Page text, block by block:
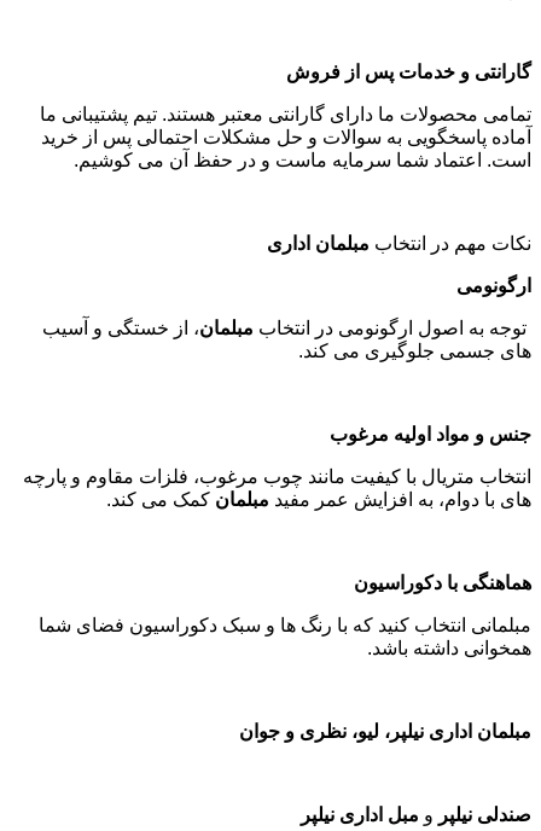
گارانتی و خدمات پس از فروش
تمامی محصولات ما دارای گارانتی معتبر هستند. تیم پشتیبانی ما
آماده پاسخگویی به سوالات و حل مشکلات احتمالی پس از خرید
است. اعتماد شما سرمایه ماست و در حفظ آن می کوشیم.
نکات مهم در انتخاب مبلمان اداری
ارگونومی
توجه به اصول ارگونومی در انتخاب مبلمان، از خستگی و آسیب
های جسمی جلوگیری می کند.
جنس و مواد اولیه مرغوب
انتخاب متریال با کیفیت مانند چوب مرغوب، فلزات مقاوم و پارچه
های با دوام، به افزایش عمر مفید مبلمان کمک می کند.
هماهنگی با دکوراسیون
مبلمانی انتخاب کنید که با رنگ ها و سبک دکوراسیون فضای شما
همخوانی داشته باشد.
مبلمان اداری نیلپر، لیو، نظری و جوان
صندلی نیلپر و مبل اداری نیلپر